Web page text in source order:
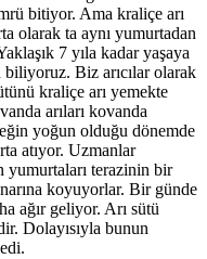
bitiyor. Ama kraliçe arı
olarak ta aynı yumurtadan
7 yıla kadar yaşaya
Biz arıcılar olarak
kraliçe arı yemekte
arıları kovanda
yoğun olduğu dönemde
atıyor. Uzmanlar
yumurtaları terazinin bir
koyuyorlar. Bir günde
ağır geliyor. Arı sütü
Dolayısıyla bunun